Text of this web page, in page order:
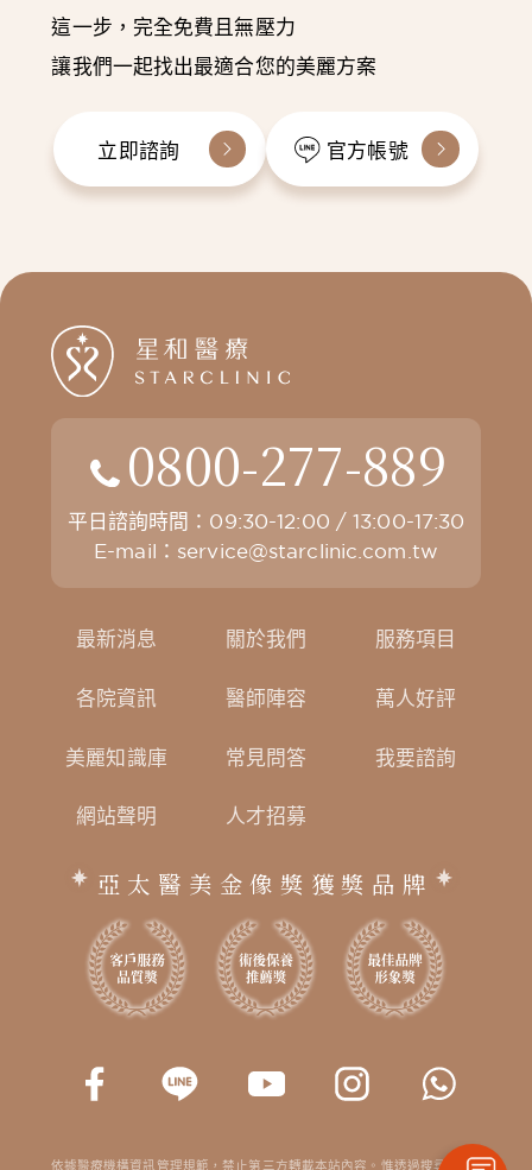
這一步，完全免費且無壓力
讓我們一起找出最適合您的美麗方案
立即諮詢 官方帳號
0800-277-889
平日諮詢時間：09:30-12:00 / 13:00-17:30
E-mail： service@starclinic.com.tw
最新消息 關於我們 服務項目
各院資訊 醫師陣容 萬人好評
美麗知識庫 常見問答 我要諮詢
網站聲明 人才招募
亞太醫美金像獎獲獎品牌
依據醫療機構資訊管理規範，禁止第三方轉載本站內容。惟透過搜尋